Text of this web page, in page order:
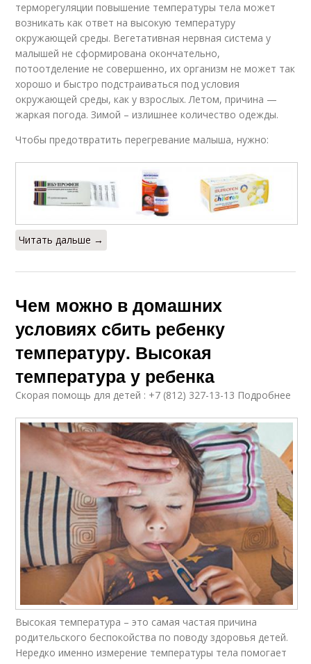
терморегуляции повышение температуры тела может
возникать как ответ на высокую температуру
окружающей среды. Вегетативная нервная система у
малышей не сформирована окончательно,
потоотделение не совершенно, их организм не может так
хорошо и быстро подстраиваться под условия
окружающей среды, как у взрослых. Летом, причина —
жаркая погода. Зимой – излишнее количество одежды.
Чтобы предотвратить перегревание малыша, нужно:
Читать дальше →
Чем можно в домашних
условиях сбить ребенку
температуру. Высокая
температура у ребенка
Скорая помощь для детей : +7 (812) 327-13-13 Подробнее
Высокая температура – это самая частая причина
родительского беспокойства по поводу здоровья детей.
Нередко именно измерение температуры тела помогает